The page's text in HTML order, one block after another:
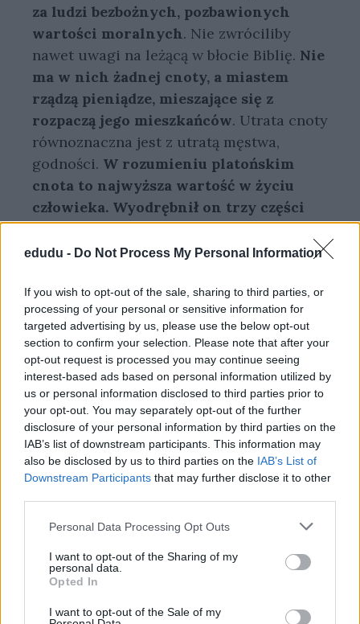
edudu - Do Not Process My Personal Information
If you wish to opt-out of the sale, sharing to third parties, or
processing of your personal or sensitive information for
targeted advertising by us, please use the below opt-out
section to confirm your selection. Please note that after your
opt-out request is processed you may continue seeing
interest-based ads based on personal information utilized by
us or personal information disclosed to third parties prior to
your opt-out. You may separately opt-out of the further
disclosure of your personal information by third parties on the
IAB’s list of downstream participants. This information may
also be disclosed by us to third parties on the IAB’s List of
Downstream Participants that may further disclose it to other
Personal Data Processing Opt Outs
I want to opt-out of the Sharing of my
personal data.
Opted In
I want to opt-out of the Sale of my
za ludzi bezbożnych, pozbawionych
wartości moralnych. Nie zwróciliby
nawet uwagi na leżącą w błocie Biblię. Nie
ma w nich żadnej cnoty, a miastem
rządzą pieniądze, mieszające się z
rozpaczą jego mieszkańców. Utrata cnoty
równoznaczna jest z utratą męstwa,
godności. W rozumieniu platońskim
cnota to najwyższa wartość w życiu
człowieka. Wyodrębnił on trzy części
duszy, a każdej z nich przypisał inny
rodzaj cnoty – mądrość, sprawiedliwość
tych właśnie cech brakuje londyńczykom,
dla których sensem walki stał się tylko
rozlew krwi i zarobek.